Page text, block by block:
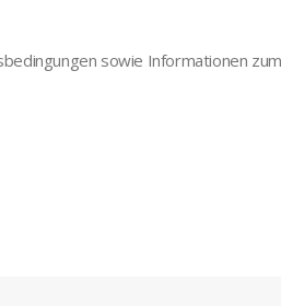
sowie Informationen